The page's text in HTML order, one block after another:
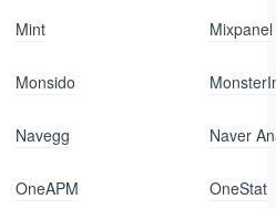
Mint Mixpanel
Monsido
Navegg Naver
OneAPM OneStat